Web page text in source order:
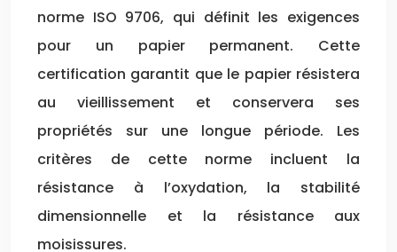
norme ISO 9706, qui définit les exigences
pour un papier permanent. Cette
certification garantit que le papier résistera
au vieillissement et conservera ses
propriétés sur une longue période. Les
critères de cette norme incluent la
résistance à l’oxydation, la stabilité
dimensionnelle et la résistance aux
moisissures.